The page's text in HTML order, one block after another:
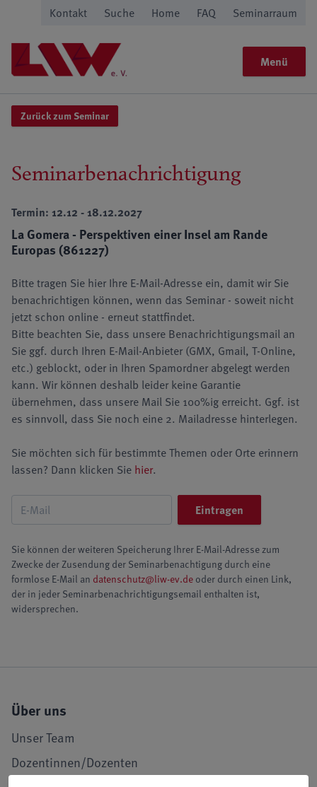
Kontakt Suche Home FAQ Seminarraum
Menü
Zurück zum Seminar
Seminarbenachrichtigung
Termin: 12.12 - 18.12.2027
La Gomera - Perspektiven einer Insel am Rande
Europas (861227)
Bitte tragen Sie hier Ihre E-Mail-Adresse ein, damit wir Sie
benachrichtigen können, wenn das Seminar - soweit nicht
jetzt schon online - erneut stattfindet.
Bitte beachten Sie, dass unsere Benachrichtigungsmail an
Sie ggf. durch Ihren E-Mail-Anbieter (GMX, Gmail, T-Online,
etc.) geblockt, oder in Ihren Spamordner abgelegt werden
kann. Wir können deshalb leider keine Garantie
übernehmen, dass unsere Mail Sie 100%ig erreicht. Ggf. ist
es sinnvoll, dass Sie noch eine 2. Mailadresse hinterlegen.
Sie möchten sich für bestimmte Themen oder Orte erinnern
lassen? Dann klicken Sie hier.
Sie können der weiteren Speicherung Ihrer E-Mail-Adresse zum
Zwecke der Zusendung der Seminarbenachtigung durch eine
formlose E-Mail an datenschutz@liw-ev.deoder durch einen Link,
der in jeder Seminarbenachrichtigungsemail enthalten ist,
widersprechen.
Über uns
Unser Team
Dozentinnen/Dozenten